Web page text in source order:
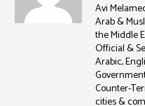
Avi
Arab &
the Middle
Official &
Arabic,
Counter-
cities &